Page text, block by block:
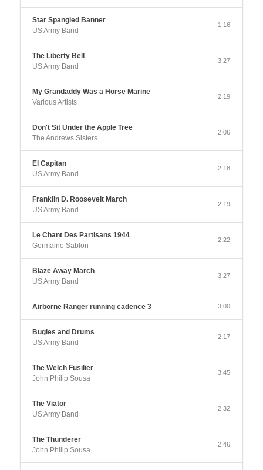
Star Spangled Banner
US Army Band
1:16
The Liberty Bell
US Army Band
3:27
My Grandaddy Was a Horse Marine
Various Artists
2:19
Don't Sit Under the Apple Tree
The Andrews Sisters
2:06
El Capitan
US Army Band
2:18
Franklin D. Roosevelt March
US Army Band
2:19
Le Chant Des Partisans 1944
Germaine Sablon
2:22
Blaze Away March
US Army Band
3:27
Airborne Ranger running cadence 3 3:00
Bugles and Drums
US Army Band
2:17
The Welch Fusilier
John Philip Sousa
3:45
The Viator
US Army Band
2:32
The Thunderer
John Philip Sousa
2:46